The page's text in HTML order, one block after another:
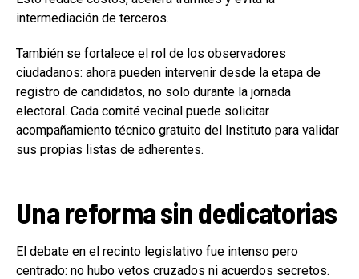
intermediación de terceros.
También se fortalece el rol de los observadores
ciudadanos: ahora pueden intervenir desde la etapa de
registro de candidatos, no solo durante la jornada
electoral. Cada comité vecinal puede solicitar
acompañamiento técnico gratuito del Instituto para validar
sus propias listas de adherentes.
Una reforma sin dedicatorias
El debate en el recinto legislativo fue intenso pero
centrado: no hubo vetos cruzados ni acuerdos secretos.